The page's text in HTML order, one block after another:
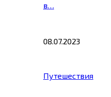
в…
08.07.2023
Путешествия